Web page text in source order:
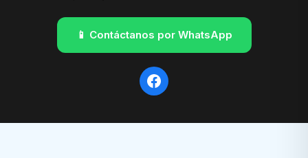
📱 Contáctanos por WhatsApp